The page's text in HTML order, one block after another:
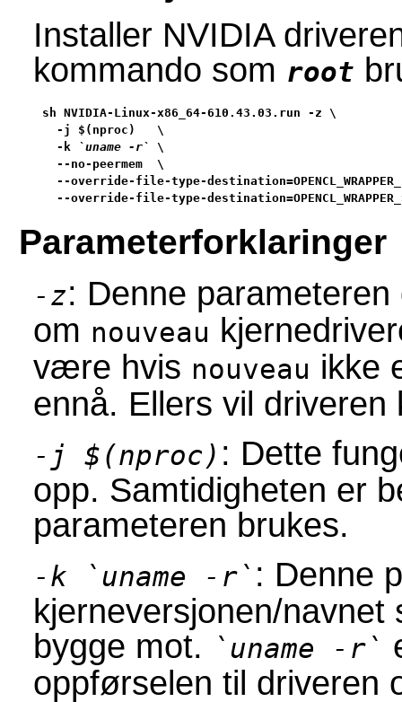
Installer NVIDIA
kommando som root
sh NVIDIA-Linux-x86_64-610.43.03.run -z \
  -j $(nproc)   \
  -k
`uname -r`
\
  --no-peermem  \
--override-file-type-
--override-file-type-
Parameterforklaringer
-z: Denne
om nouveau
være hvis nouveau ikke
ennå. Ellers vil driveren
-j $(nproc) : Dette
opp. Samtidigheten er
parameteren brukes.
-k `uname -r` : Denne
kjerneversjonen/navnet
bygge mot. `uname -r`
oppførselen til driveren